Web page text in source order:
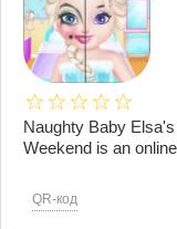
Naughty Baby
Weekend is an
QR-код